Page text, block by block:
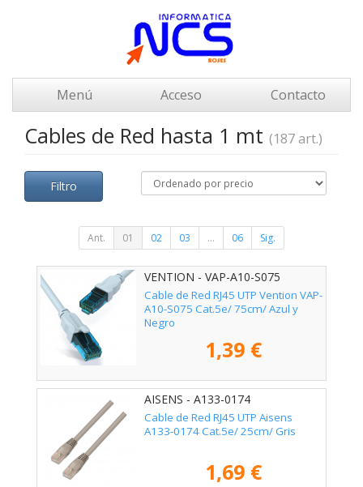
Menú Acceso Contacto
Cables de Red hasta 1 mt (187 art.)
Filtro
Ant. 01 02 03 ... 06 Sig.
VENTION - VAP-A10-S075
Cable de Red RJ45 UTP Vention VAP-
A10-S075 Cat.5e/ 75cm/ Azul y
Negro
1,39 €
AISENS - A133-0174
Cable de Red RJ45 UTP Aisens
A133-0174 Cat.5e/ 25cm/ Gris
1,69 €